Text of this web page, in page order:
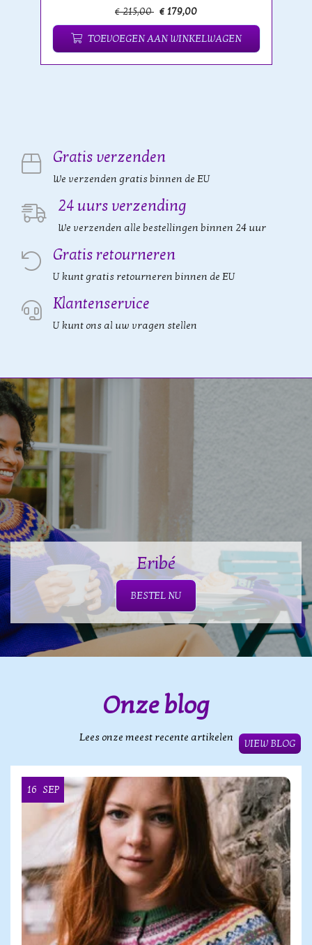
€ 215,00 € 179,00
TOEVOEGEN AAN WINKELWAGEN
Gratis verzenden
We verzenden gratis binnen de EU
24 uurs verzending
We verzenden alle bestellingen binnen 24 uur
Gratis retourneren
U kunt gratis retourneren binnen de EU
Klantenservice
U kunt ons al uw vragen stellen
Eribé
BESTEL NU
Onze blog
Lees onze meest recente artikelen
VIEW BLOG
16 SEP